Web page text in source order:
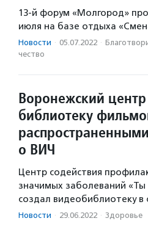
13-й форум «Молгород»
июля на базе отдыха
Новости · 05.07.2022 ·
чест­во
Воронежский центр
библиотеку
о ВИЧ
Центр содействия
значимых заболеваний
создал видеобиблиотеку в
Новости · 29.06.2022 · Здоровье